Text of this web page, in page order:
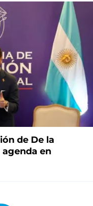
de De la
en